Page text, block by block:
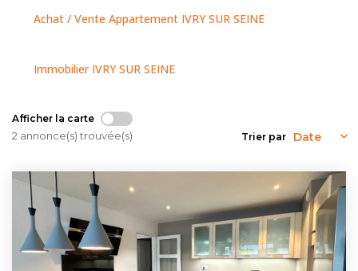
NOUS CONTACTER
Achat / Vente Appartement IVRY SUR SEINE
Immobilier IVRY SUR SEINE
Afficher la carte
2 annonce(s) trouvée(s) Trier par